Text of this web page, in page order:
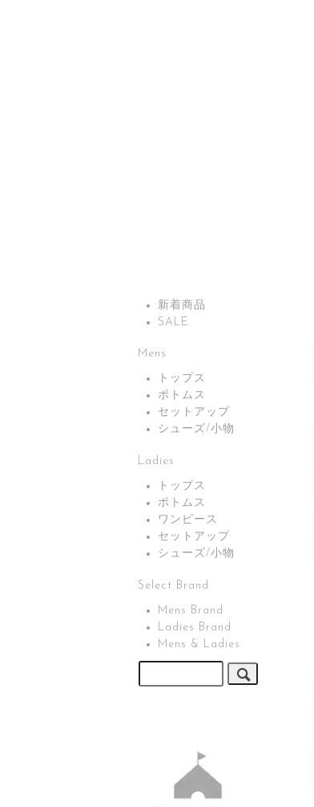
新着商品
SALE
Mens
トップス
ボトムス
セットアップ
シューズ/小物
Ladies
トップス
ボトムス
ワンピース
セットアップ
シューズ/小物
Select Brand
Mens Brand
Ladies Brand
Mens & Ladies